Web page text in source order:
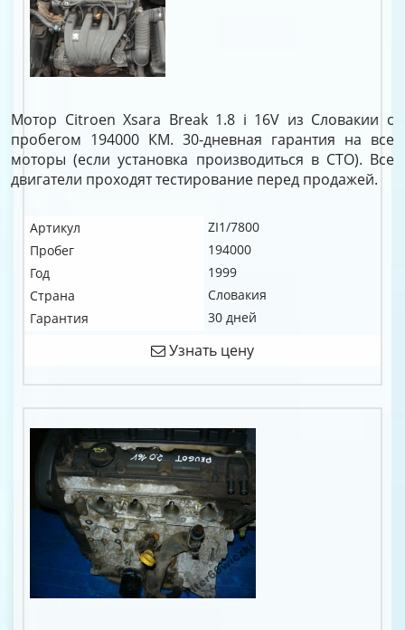
Мотор Citroen Xsara Break 1.8 i 16V из Словакии с
пробегом 194000 КМ. 30-дневная гарантия на все
моторы (если установка производиться в СТО). Все
двигатели проходят тестирование перед продажей.
Артикул
ZI1/7800
Пробег
194000
Год
1999
Страна
Словакия
Гарантия
30 дней
Узнать цену